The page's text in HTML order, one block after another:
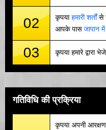
02 कृपयाहमारी शर्तोंसे
आपके पासजापान
03 कृपया हमारे द्वारा
गतिविधि की प्रक्रिया
कृपया अपनी